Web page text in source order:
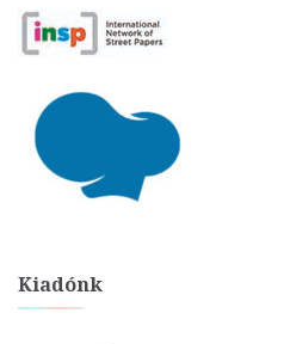
Kiadónk